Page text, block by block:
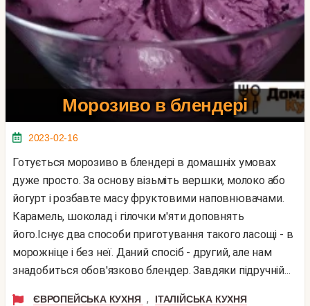
Морозиво в блендері
2023-02-16
Готується морозиво в блендері в домашніх умовах
дуже просто. За основу візьміть вершки, молоко або
йогурт і розбавте масу фруктовими наповнювачами.
Карамель, шоколад і гілочки м'яти доповнять
його.Існує два способи приготування такого ласощі - в
морожніце і без неї. Даний спосіб - другий, але нам
знадобиться обов'язково блендер. Завдяки підручній...
ЄВРОПЕЙСЬКА КУХНЯ ,
ІТАЛІЙСЬКА КУХНЯ